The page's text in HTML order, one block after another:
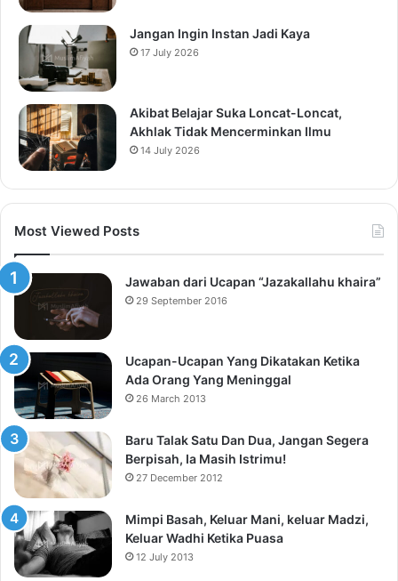
Jangan Ingin Instan Jadi Kaya
17 July 2026
Akibat Belajar Suka Loncat-Loncat,
Akhlak Tidak Mencerminkan Ilmu
14 July 2026
Most Viewed Posts
Jawaban dari Ucapan “Jazakallahu khaira”
29 September 2016
Ucapan-Ucapan Yang Dikatakan Ketika
Ada Orang Yang Meninggal
26 March 2013
Baru Talak Satu Dan Dua, Jangan Segera
Berpisah, Ia Masih Istrimu!
27 December 2012
Mimpi Basah, Keluar Mani, keluar Madzi,
Keluar Wadhi Ketika Puasa
12 July 2013